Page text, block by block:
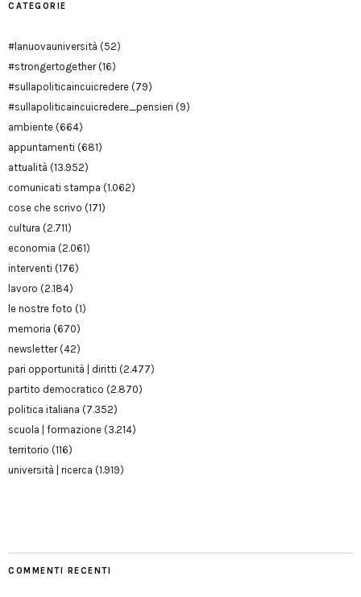
CATEGORIE
#lanuovauniversità (52)
#strongertogether(16)
#sullapoliticaincuicredere (79)
#sullapoliticaincuicredere_pensieri (9)
ambiente (664)
appuntamenti (681)
attualità (13.952)
comunicati stampa (1.062)
cose che scrivo (171)
cultura (2.711)
economia (2.061)
interventi (176)
lavoro (2.184)
le nostre foto (1)
memoria (670)
newsletter(42)
pari opportunità | diritti (2.477)
partito democratico (2.870)
politica italiana (7.352)
scuola | formazione (3.214)
territorio (116)
università | ricerca (1.919)
COMMENTI RECENTI